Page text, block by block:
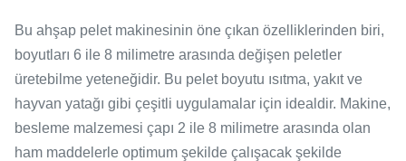
Bu ahşap pelet makinesinin öne çıkan özelliklerinden biri,
boyutları 6 ile 8 milimetre arasında değişen peletler
üretebilme yeteneğidir. Bu pelet boyutu ısıtma, yakıt ve
hayvan yatağı gibi çeşitli uygulamalar için idealdir. Makine,
besleme malzemesi çapı 2 ile 8 milimetre arasında olan
ham maddelerle optimum şekilde çalışacak şekilde